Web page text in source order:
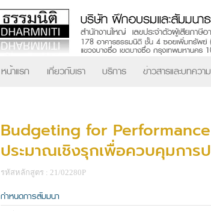
หน้าแรก เกี่ยวกับเรา บริการ ข่าวสารและบทความ
Budgeting for
ประมาณเชิงรุกเพื่อควบคุมการ
รหัสหลักสูตร : 21/02280P
กำหนดการสัมมนา